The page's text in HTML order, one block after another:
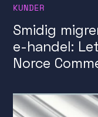
KUNDER
Smidig
e-handel:
Norce